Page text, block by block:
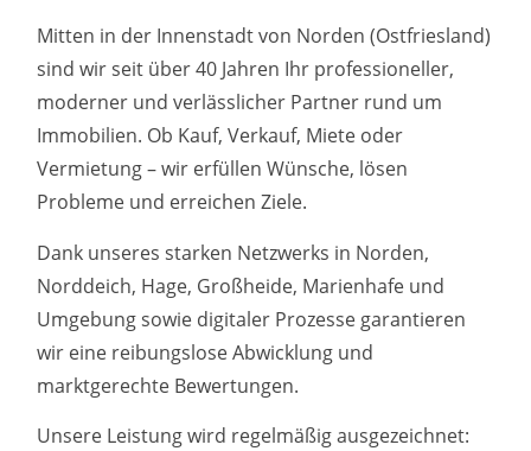
Mitten in der Innenstadt von Norden (Ostfriesland)
sind wir seit über 40 Jahren Ihr professioneller,
moderner und verlässlicher Partner rund um
Immobilien. Ob Kauf, Verkauf, Miete oder
Vermietung – wir erfüllen Wünsche, lösen
Probleme und erreichen Ziele.
Dank unseres starken Netzwerks in Norden,
Norddeich, Hage, Großheide, Marienhafe und
Umgebung sowie digitaler Prozesse garantieren
wir eine reibungslose Abwicklung und
marktgerechte Bewertungen.
Unsere Leistung wird regelmäßig ausgezeichnet: